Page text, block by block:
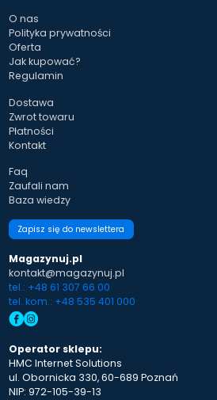
O nas
Polityka prywatności
Oferta
Jak kupować?
Regulamin
Dostawa
Zwrot towaru
Płatności
Kontakt
Faq
Zaufali nam
Baza wiedzy
Zapisz się do newslettera
Magazynuj.pl
kontakt@magazynuj.pl
tel.: +48 61 307 66 00
tel. kom.: +48 535 401 000
Operator sklepu:
HMC Internet Solutions
ul. Obornicka 330, 60-689 Poznań
NIP: 972-105-39-13